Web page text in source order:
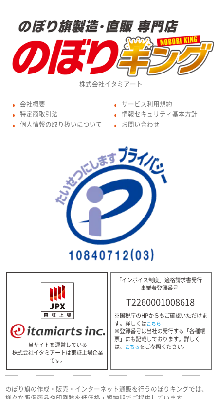
株式会社イタミアート
● 会社概要
● 特定商取引法
● 個人情報の取り扱いについて
● サービス利用規約
● 情報セキュリティ基本方針
● お問い合わせ
当サイトを運営している
株式会社イタミアートは東証上場企業
です。
「インボイス制度」適格請求書発行
事業者登録番号
T2260001008618
※国税庁のHPからもご確認いただけま
す。詳しくはこちら
※登録番号は当社の発行する「各種帳
票」にも記載しております。詳しく
は、 こちらをご参照ください。
のぼり旗の作成・販売・インターネット通販を行うのぼりキングでは、